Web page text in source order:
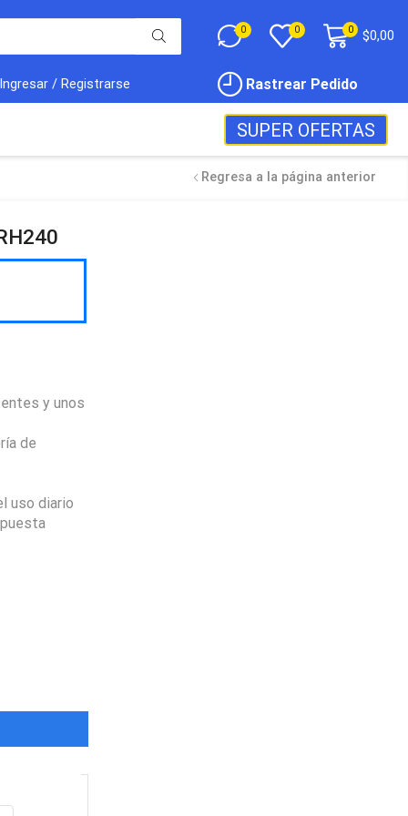
0 0 0 $0,00
Ingresar / Registrarse Rastrear Pedido
SUPER OFERTAS
Regresa a la página anterior
y unos
de
uso diario